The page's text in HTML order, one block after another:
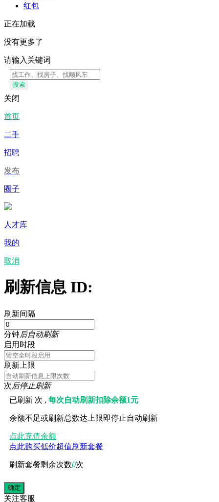
红包
正在加载
没有更多了
请输入关键词
搜索
关闭
首页
二手
招聘
发布
圈子
人才库
我的
取消
刷新信息 ID:
刷新间隔
分钟后自动刷新
启用时段
刷新上限
次后停止刷新
已刷新 次 ,每次自动刷新扣除余额1元
余额不足或刷新总数达上限即停止自动刷新
点此充值余额
点此购买低价超值刷新套餐
刷新套餐剩余次数0次
关注客服